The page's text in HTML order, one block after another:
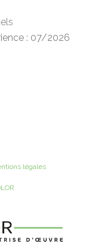
: 07/2026
légales